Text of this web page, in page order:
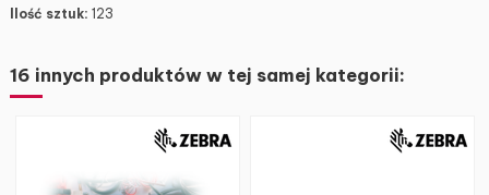
Ilość sztuk: 123
16 innych produktów w tej samej kategorii: